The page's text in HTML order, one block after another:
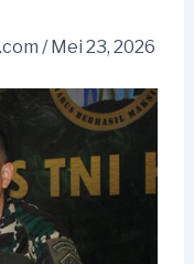
/ Mei 23, 2026